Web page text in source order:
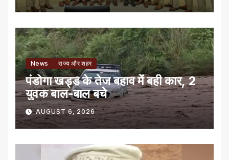
News राज्य और शहर
पंडोगा खड्ड के तेज बहाव में बही कार, 2
युवक बाल-बाल बचे
AUGUST 6, 2026